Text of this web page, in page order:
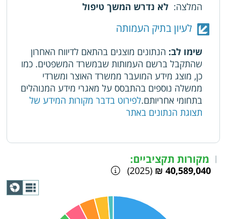
המלצה: לא נדרש המשך טיפול
לעיון בתיק העמותה
שימו לב: הנתונים מוצגים בהתאם לדיווח האחרון
שהתקבל ברשם העמותות שבמשרד המשפטים. כמו
כן, מוצג מידע המועבר ממשרד האוצר ומשרדי
ממשלה נוספים בהתבסס על מאגרי מידע המנוהלים
בתחומי אחריותם.לפירוט בדבר מקורות המידע של
תצוגת הנתונים באתר
| מקורות תקציביים:
40,589,040 ₪
(2025)